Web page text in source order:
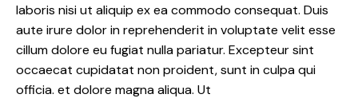
laboris nisi ut aliquip ex ea commodo consequat. Duis
aute irure dolor in reprehenderit in voluptate velit esse
cillum dolore eu fugiat nulla pariatur. Excepteur sint
occaecat cupidatat non proident, sunt in culpa qui
officia. et dolore magna aliqua. Ut